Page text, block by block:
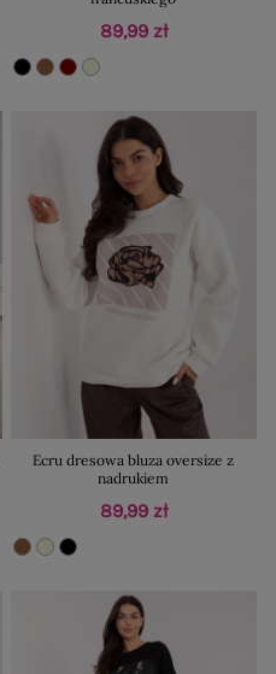
89,99 zł
Ecru dresowa bluza oversize z
nadrukiem
89,99 zł